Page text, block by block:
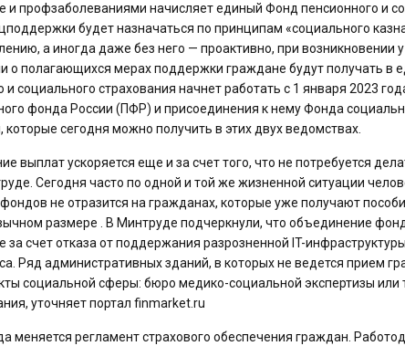
и профзаболеваниями начисляет единый Фонд пенсионного и
будет назначаться по принципам «социального
а иногда даже без него — проактивно, при возникновении
о полагающихся мерах поддержки граждане будут получать в
социального страхования начнет работать с 1 января 2023
фонда России (ПФР) и присоединения к нему Фонда
которые сегодня можно получить в этих двух ведомствах.
выплат ускоряется еще и за счет того, что не потребуется
Сегодня часто по одной и той же жизненной ситуации
не отразится на гражданах, которые уже получают
размере . В Минтруде подчеркнули, что объединение
за счет отказа от поддержания разрозненной IT-
Ряд административных зданий, в которых не ведется прием
социальной сферы: бюро медико-социальной экспертизы или
уточняет портал finmarket.ru
меняется регламент страхового обеспечения граждан.